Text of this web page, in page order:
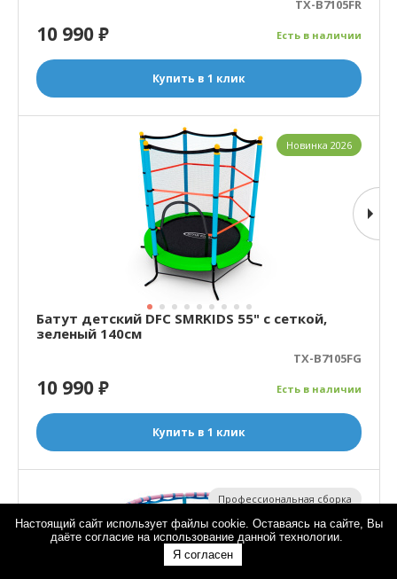
TX-B7105FR
Есть в наличии
10 990₽
Купить в 1 клик
Батут детский DFC SMRKIDS 55" с сеткой,
зеленый 140см
TX-B7105FG
Есть в наличии
10 990₽
Купить в 1 клик
Новинка 2026
Профессиональная сборка
Новинка 2026
Настоящий сайт использует файлы cookie. Оставаясь на сайте, Вы
даёте согласие на использование данной технологии.
Я согласен